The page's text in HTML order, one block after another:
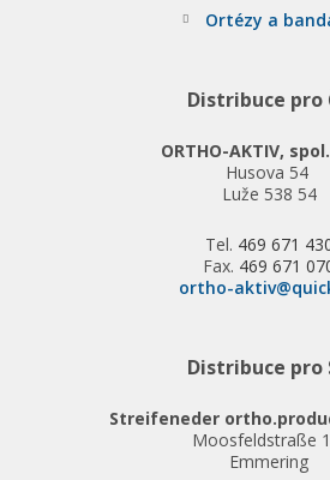
Ortézy a
Distribuce pro
ORTHO-AKTIV,
Husova 54
Luže 538 54
Tel. 469 671
Fax. 469 671
ortho-
Distribuce pro
Streifeneder
Moosfeldstraße
Emmering